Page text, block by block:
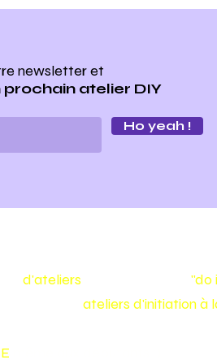
newsletteret
prochain atelier DIY
Ho yeah !
d'ateliers "do
ateliers d'initiation à